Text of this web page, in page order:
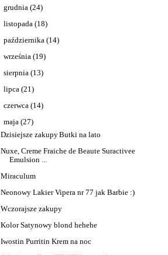
grudnia (24)
listopada (18)
października (14)
września (19)
sierpnia (13)
lipca (21)
czerwca (14)
maja (27)
Dzisiejsze zakupyButki na lato
Nuxe, Creme Fraiche de Beaute Suractivee
Emulsion ...
Miraculum
Neonowy Lakier Vipera nr 77 jak Barbie :)
Wczorajsze zakupy
Kolor Satynowy blond hehehe
Iwostin Purritin Krem na noc